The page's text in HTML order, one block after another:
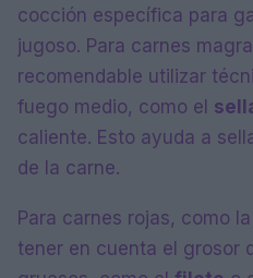
cocción específica para
jugoso. Para carnes
recomendable utilizar
fuego medio, como el
caliente. Esto ayuda a
de la carne.
Para carnes rojas, como
tener en cuenta el grosor